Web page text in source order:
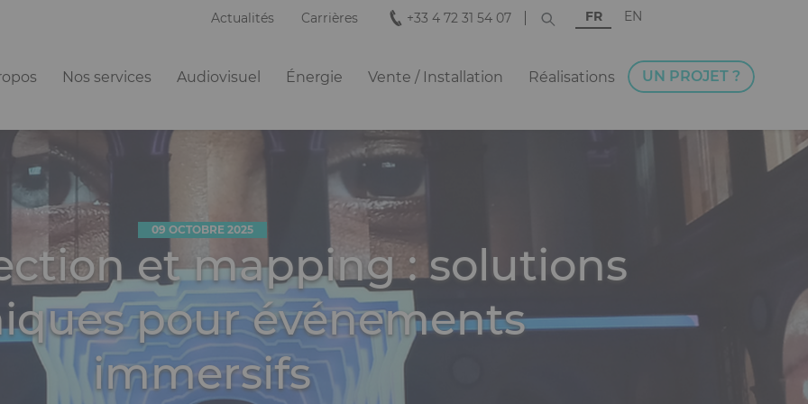
Actualités Carrières +33 4 72 31 54 07 FR EN
Nos services Audiovisuel Énergie Vente / Installation Réalisations UN PROJET ?
et mapping : solutions
pour événements
immersifs
09 OCTOBRE 2025